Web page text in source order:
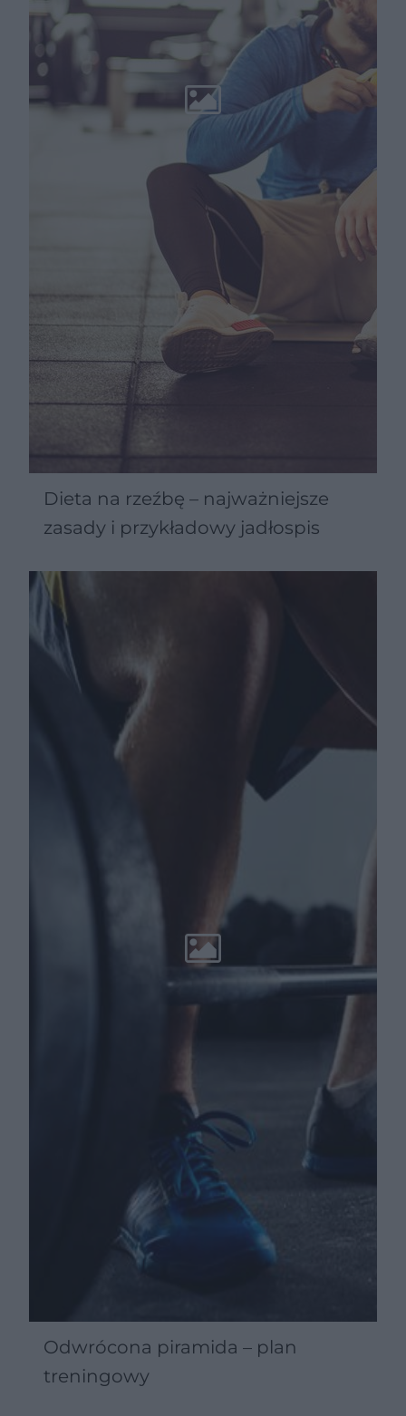
Dieta na rzeźbę – najważniejsze
zasady i przykładowy jadłospis
Odwrócona piramida – plan
treningowy